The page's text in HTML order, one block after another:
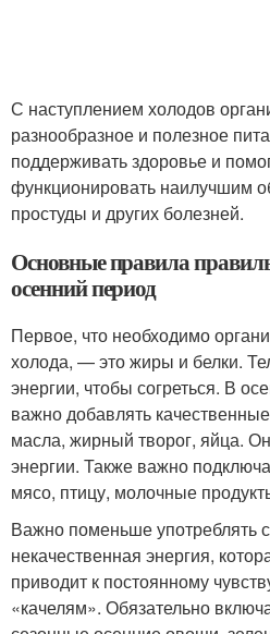
С наступлением холодов
разнообразное и полезное
поддерживать здоровье и
функционировать наилучшим
простуды и других болезней.
Основные правила
осенний период
Первое, что необходимо
холода, — это жиры и белки.
энергии, чтобы согреться. В
важно добавлять
масла, жирный творог, яйца.
энергии. Также важно
мясо, птицу, молочные
Важно поменьше употреблять
некачественная энергия,
приводит к постоянному
«качелям». Обязательно